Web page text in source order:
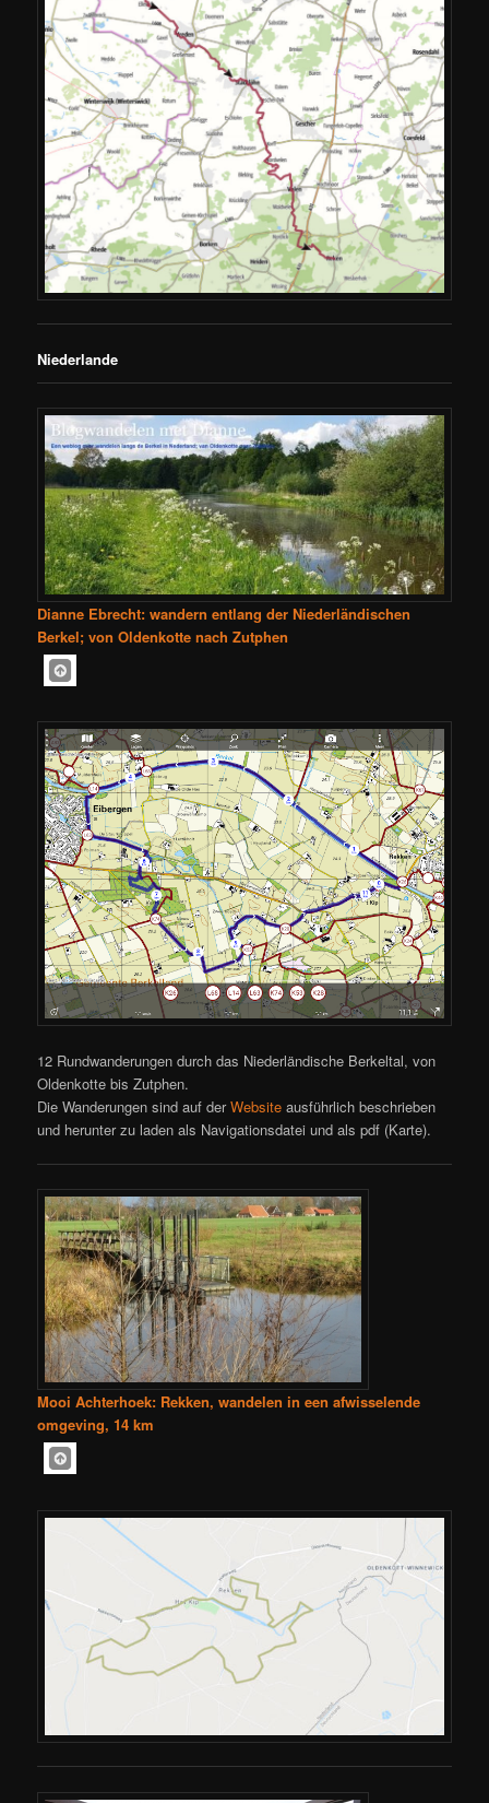
Niederlande
Dianne Ebrecht: wandern entlang der Niederländischen
Berkel; von Oldenkotte nach Zutphen
12 Rundwanderungen durch das Niederländische Berkeltal, von
Oldenkotte bis Zutphen.
Die Wanderungen sind auf derWebsite ausführlich beschrieben
und herunter zu laden als Navigationsdatei und als pdf (Karte).
Mooi Achterhoek: Rekken, wandelen in een afwisselende
omgeving, 14 km